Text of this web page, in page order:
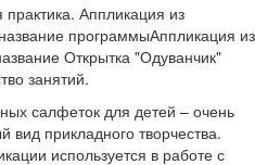
практика. Аппликация из
программыАппликация из
Открытка "Одуванчик"
занятий.
салфеток для детей – очень
прикладного творчества.
используется в работе с